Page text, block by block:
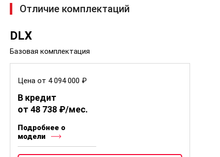
Отличие комплектаций
DLX
Базовая комплектация
Цена от 4 094 000 ₽
В кредит
от 48 738 ₽/мес.
Подробнее о
модели